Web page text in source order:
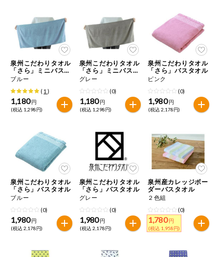
泉州こだわりタオル
「さら」ミニバスタ
オル
ブルー
( 1 )
1,180 円
(税込 1,298円)
泉州こだわりタオル
「さら」ミニバスタ
オル
グレー
(0)
1,180 円
(税込 1,298円)
泉州こだわりタオル
「さら」バスタオル
ピンク
(0)
1,980 円
(税込 2,178円)
泉州こだわりタオル
「さら」バスタオル
ブルー
(0)
1,980 円
(税込 2,178円)
泉州こだわりタオル
「さら」バスタオル
グレー
(0)
1,980 円
(税込 2,178円)
泉州産カレッジボー
ダーバスタオル
２色組
(0)
1,780 円
(税込 1,958円)